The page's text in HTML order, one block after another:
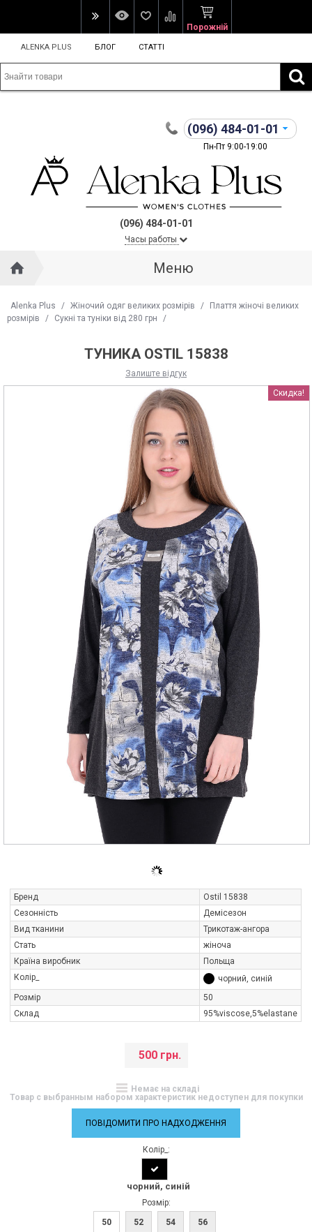
Порожній
ALENKA PLUS БЛОГ СТАТТІ
(096) 484-01-01
Пн-Пт 9:00-19:00
(096) 484-01-01
Часы работы
Меню
Alenka Plus / Жіночий одяг великих розмірів /
Плаття жіночі великих
розмірів
/ Сукні та туніки від 280 грн /
ТУНИКА OSTIL 15838
Залиште відгук
Скидка!
Бренд
Ostil 15838
Сезонність
Демісезон
Вид тканини
Трикотаж-ангора
Стать
жіноча
Країна виробник
Польща
Колір_
чорний, синій
Розмір
50
Склад
95%viscose,5%elastane
500 грн.
Немає на складі
Товар с выбранным набором характеристик недоступен для покупки
ПОВІДОМИТИ ПРО НАДХОДЖЕННЯ
Колір_:
чорний, синій
Розмір:
50
52 54 56